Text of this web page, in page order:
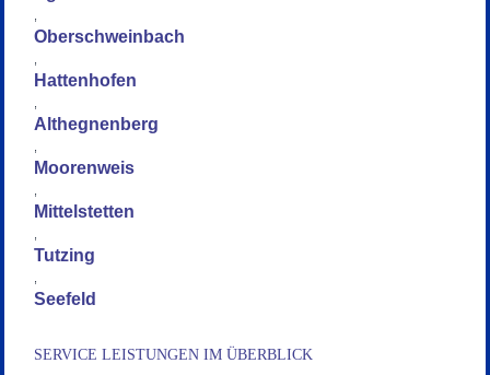
,
Oberschweinbach
,
Hattenhofen
,
Althegnenberg
,
Moorenweis
,
Mittelstetten
,
Tutzing
,
Seefeld
SERVICE LEISTUNGEN IM ÜBERBLICK